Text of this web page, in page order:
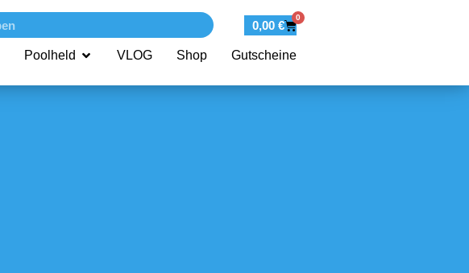
0,00 €
0
Poolheld VLOG Shop Gutscheine